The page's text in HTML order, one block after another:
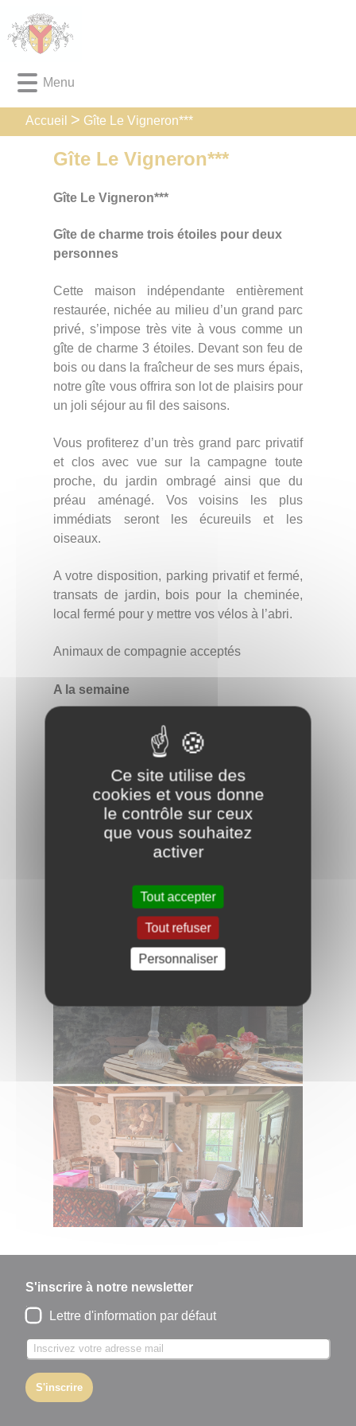
d'accès
rapide
menu
d'accès
rapide
contenu
d'accès
rapide
d'accès
rapide
pied
page
Menu
Accueil Gîte Le Vigneron***
Gîte Le Vigneron***
Gîte Le Vigneron***
Gîte de charme trois étoiles pour deux
personnes
Cette maison indépendante entièrement
restaurée, nichée au milieu d’un grand parc
privé, s’impose très vite à vous comme un
gîte de charme 3 étoiles. Devant son feu de
bois ou dans la fraîcheur de ses murs épais,
notre gîte vous offrira son lot de plaisirs pour
un joli séjour au fil des saisons.
Vous profiterez d’un très grand parc privatif
et clos avec vue sur la campagne toute
proche, du jardin ombragé ainsi que du
préau aménagé. Vos voisins les plus
immédiats seront les écureuils et les
oiseaux.
A votre disposition, parking privatif et fermé,
transats de jardin, bois pour la cheminée,
local fermé pour y mettre vos vélos à l’abri.
Animaux de compagnie acceptés
A la semaine
+33 (0)6 77 70 78 46 (Delphine)
Le Haut de Change
21340 Change
FRANCE
reservationlevigneron@yahoo.com
S'inscrire à notre newsletter
Lettre d'information par défaut
S'inscrire
Ce site utilise des
cookies et vous donne
le contrôle sur ceux
que vous souhaitez
activer
Tout accepter
Tout refuser
Personnaliser